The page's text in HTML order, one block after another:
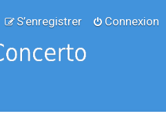
Connexion
S’enregistrer